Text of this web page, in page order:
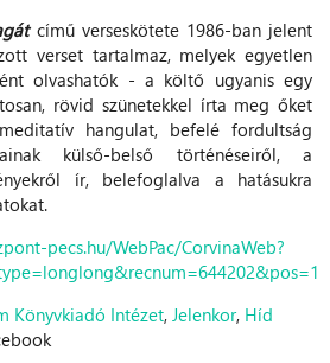
című verseskötete 1986-ban jelent
verset tartalmaz, melyek egyetlen
olvashatók - a költő ugyanis egy
rövid szünetekkel írta meg őket
hangulat, befelé fordultság
külső-belső történéseiről, a
ír, belefoglalva a hatásukra
pecs.hu/WebPac/CorvinaWeb?
Könyvkiadó Intézet, Jelenkor, Híd